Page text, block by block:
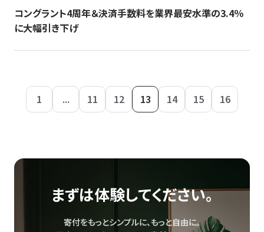
コングラント4周年＆決済手数料を業界最安水準の3.4％
に大幅引き下げ
1 ... 11 12 13 14 15 16
まずは体験してください。
寄付をもっとシンプルに、もっと自由に。